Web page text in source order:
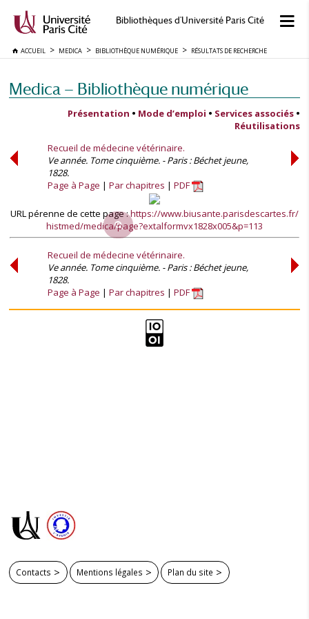
Bibliothèques d'Université Paris Cité
ACCUEIL MEDICA BIBLIOTHÈQUE NUMÉRIQUE RÉSULTATS DE RECHERCHE
Medica — Bibliothèque numérique
Présentation • Mode d’emploi • Services associés •
Réutilisations
Recueil de médecine vétérinaire.
Ve année. Tome cinquième. - Paris : Béchet jeune,
1828.
Page à Page
Par chapitres PDF
URL pérenne de cette page :https://www.biusante.parisdescartes.fr/
histmed/medica/page?extalformvx1828x005&p=113
Recueil de médecine vétérinaire.
Ve année. Tome cinquième. - Paris : Béchet jeune,
1828.
Page à Page
Par chapitres PDF
Contacts Mentions légales Plan du site